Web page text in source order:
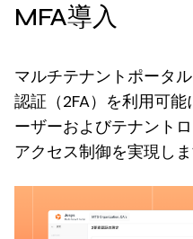
MFA導入
マルチテナントポータ
認証（2FA）を利用可
ーザーおよびテナント
アクセス制御を実現しま